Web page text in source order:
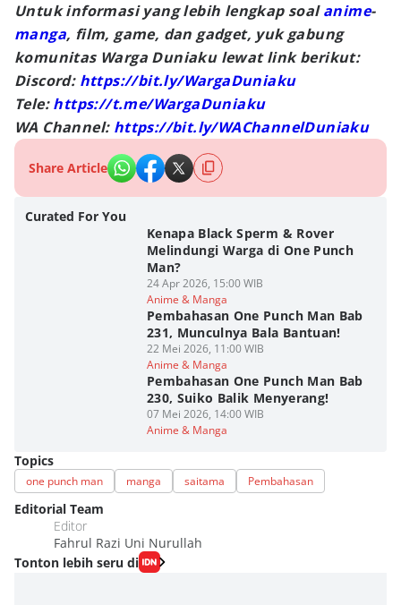
Untuk informasi yang lebih lengkap soalanime-
manga, film, game, dan gadget, yuk gabung
komunitas Warga Duniaku lewat link berikut:
Discord: https://bit.ly/WargaDuniaku
Tele:https://t.me/WargaDuniaku
WA Channel: https://bit.ly/WAChannelDuniaku
Share Article
Curated For You
Kenapa Black Sperm & Rover
Melindungi Warga di One Punch
Man?
24 Apr 2026, 15:00 WIB
Anime & Manga
Pembahasan One Punch Man Bab
231, Munculnya Bala Bantuan!
22 Mei 2026, 11:00 WIB
Anime & Manga
Pembahasan One Punch Man Bab
230, Suiko Balik Menyerang!
07 Mei 2026, 14:00 WIB
Anime & Manga
Topics
one punch man manga saitama Pembahasan
Editorial Team
Editor
Fahrul Razi Uni Nurullah
Tonton lebih seru di